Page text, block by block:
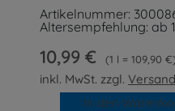
Artikelnummer:
Altersempfehlung: ab
10,99 € 1 l = 109,90 €
inkl. MwSt. zzgl.
In den